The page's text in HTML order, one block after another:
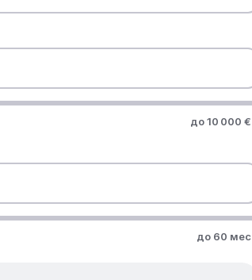
до 10 000 €
до 60 мес